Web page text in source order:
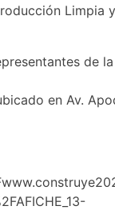
Limpia
de la
en Av.